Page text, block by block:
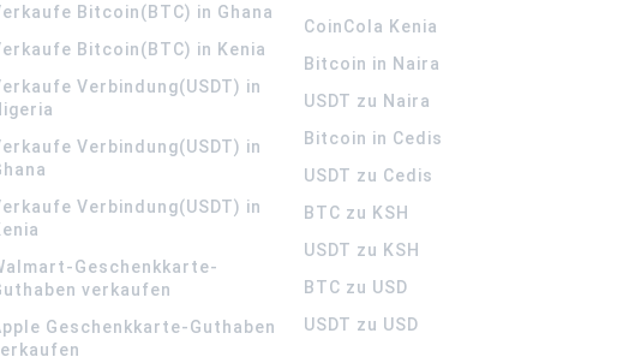
Bitcoin(BTC) in Ghana
Bitcoin(BTC) in Kenia
Verbindung(USDT) in
Verbindung(USDT) in
Verbindung(USDT) in
Geschenkkarte-
verkaufen
Geschenkkarte-Guthaben
CoinCola Kenia
Bitcoin in Naira
USDT zu Naira
Bitcoin in Cedis
USDT zu Cedis
BTC zu KSH
USDT zu KSH
BTC zu USD
USDT zu USD